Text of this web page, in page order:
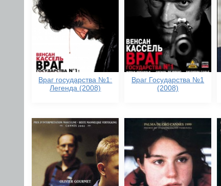
Враг государства №1:
Легенда (2008)
Враг Государства №1
(2008)